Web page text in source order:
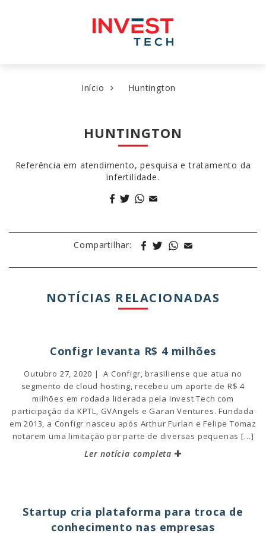
para
o
conteúdo
Início Huntington
HUNTINGTON
Referência em atendimento, pesquisa e tratamento da
infertilidade.
Compartilhar:
NOTÍCIAS RELACIONADAS
Configr levanta R$ 4 milhões
Outubro 27, 2020 | A Configr, brasiliense que atua no
segmento de cloud hosting, recebeu um aporte de R$ 4
milhões em rodada liderada pela Invest Tech com
participação da KPTL, GVAngels e Garan Ventures. Fundada
em 2013, a Configr nasceu após Arthur Furlan e Felipe Tomaz
notarem uma limitação por parte de diversas pequenas […]
Ler notícia completa
Startup cria plataforma para troca de
conhecimento nas empresas